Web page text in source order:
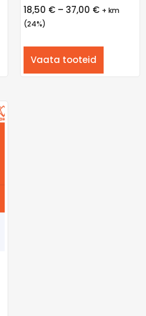
18,50 € – 37,00 € + km
(24%)
Vaata tooteid